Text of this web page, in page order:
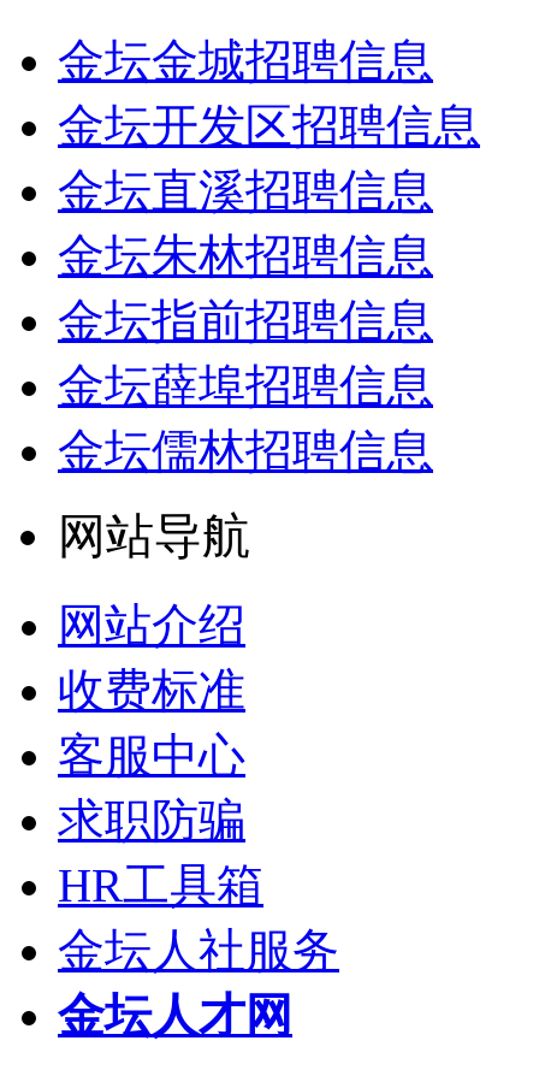
金坛金城招聘信息
金坛开发区招聘信息
金坛直溪招聘信息
金坛朱林招聘信息
金坛指前招聘信息
金坛薛埠招聘信息
金坛儒林招聘信息
网站导航
网站介绍
收费标准
客服中心
求职防骗
HR工具箱
金坛人社服务
金坛人才网